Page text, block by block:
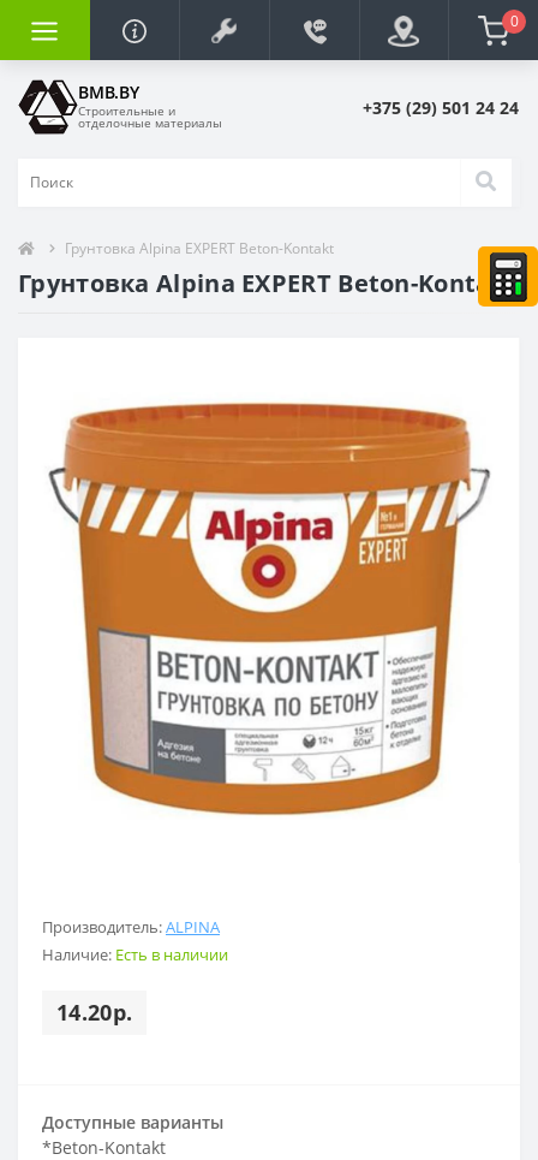
0
BMB.BY
Строительные и
отделочные материалы
+375 (29) 501 24 24
Грунтовка Alpina EXPERT Beton-Kontakt
Грунтовка Alpina EXPERT Beton-Kontakt
Производитель:ALPINA
Наличие: Есть в наличии
14.20р.
Доступные варианты
*Beton-Kontakt